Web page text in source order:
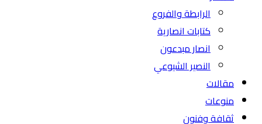
الرابطة والفروع
كتابات انصارية
انصار مبدعون
النصیر الشیوعي
مقالات
منوعات
ثقافة وفنون